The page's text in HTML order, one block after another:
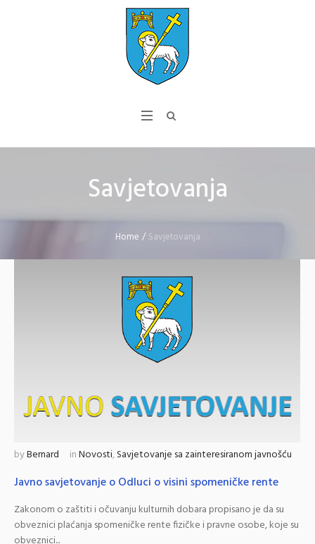
Savjetovanja
Home /Savjetovanja
byBernard inNovosti,Savjetovanje sa zainteresiranom javnošću
Javno savjetovanje o Odluci o visini spomeničke rente
Zakonom o zaštiti i očuvanju kulturnih dobara propisano je da su
obveznici plaćanja spomeničke rente fizičke i pravne osobe, koje su
obveznici...